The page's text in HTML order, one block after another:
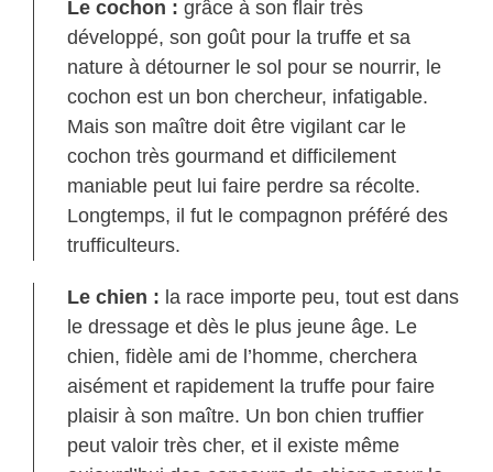
développé, son goût pour la truffe et sa
nature à détourner le sol pour se nourrir, le
cochon est un bon chercheur, infatigable.
Mais son maître doit être vigilant car le
cochon très gourmand et difficilement
maniable peut lui faire perdre sa récolte.
Longtemps, il fut le compagnon préféré des
trufficulteurs.
le dressage et dès le plus jeune âge. Le
chien, fidèle ami de l’homme, cherchera
aisément et rapidement la truffe pour faire
plaisir à son maître. Un bon chien truffier
peut valoir très cher, et il existe même
aujourd’hui des concours de chiens pour le